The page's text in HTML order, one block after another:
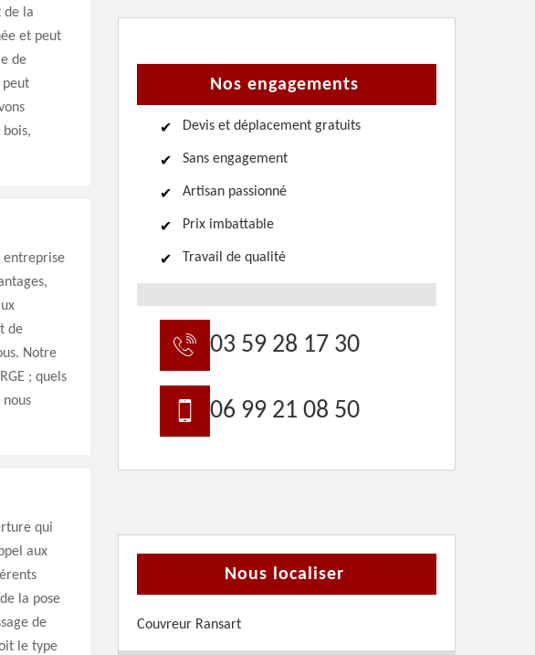
de la
et peut
de
peut
entreprise
de
Notre
; quels
qui
aux
la pose
de
le type
Nos engagements
Devis et déplacement gratuits
Sans engagement
Artisan passionné
Prix imbattable
Travail de qualité
03 59 28 17 30
06 99 21 08 50
Nous localiser
Couvreur Ransart